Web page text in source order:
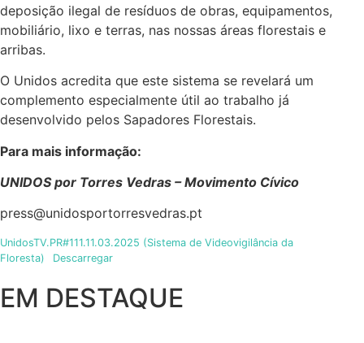
deposição ilegal de resíduos de obras, equipamentos,
mobiliário, lixo e terras, nas nossas áreas florestais e
arribas.
O Unidos acredita que este sistema se revelará um
complemento especialmente útil ao trabalho já
desenvolvido pelos Sapadores Florestais.
Para mais informação:
UNIDOS por Torres Vedras – Movimento Cívico
press@unidosportorresvedras.pt
UnidosTV.PR#111.11.03.2025 (Sistema de Videovigilância da
Floresta)
Descarregar
EM DESTAQUE